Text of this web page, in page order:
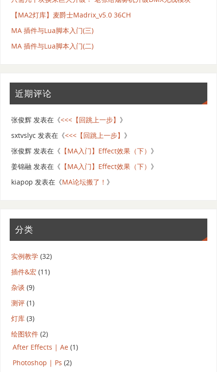
【MA2灯库】麦爵士Madrix_v5.0 36CH
MA 插件与Lua脚本入门(三)
MA 插件与Lua脚本入门(二)
近期评论
张俊辉发表在《<<<【回跳上一步】 》
sxtvslyc 发表在《<<<【回跳上一步】 》
张俊辉发表在《 【MA入门】Effect效果（下） 》
姜锦融 发表在《 【MA入门】Effect效果（下） 》
kiapop 发表在《MA论坛搬了！ 》
分类
实例教学(32)
插件&宏(11)
杂谈 (9)
测评(1)
灯库(3)
绘图软件(2)
After Effects | Ae(1)
Photoshop | Ps (2)